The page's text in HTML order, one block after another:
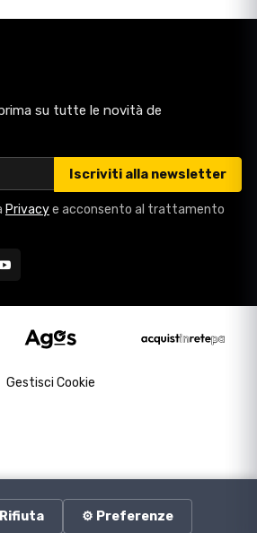
su tutte le novità de
Iscriviti alla newsletter
Privacye acconsento al trattamento
Gestisci Cookie
Rifiuta ⚙️ Preferenze